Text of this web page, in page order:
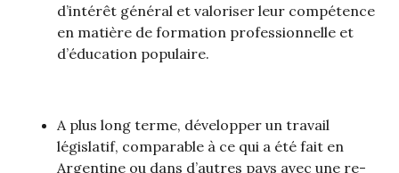
d’intérêt général et valoriser leur compétence
en matière de formation professionnelle et
d’éducation populaire.
A plus long terme, développer un travail
législatif, comparable à ce qui a été fait en
Argentine ou dans d’autres pays avec une re-